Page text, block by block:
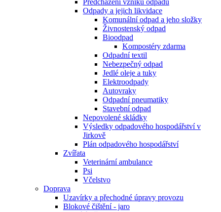
Předcházení vzniků odpadů
Odpady a jejich likvidace
Komunální odpad a jeho složky
Živnostenský odpad
Bioodpad
Kompostéry zdarma
Odpadní textil
Nebezpečný odpad
Jedlé oleje a tuky
Elektroodpady
Autovraky
Odpadní pneumatiky
Stavební odpad
Nepovolené skládky
Výsledky odpadového hospodářství v
Jirkově
Plán odpadového hospodářství
Zvířata
Veterinární ambulance
Psi
Včelstvo
Doprava
Uzavírky a přechodné úpravy provozu
Blokové čištění - jaro